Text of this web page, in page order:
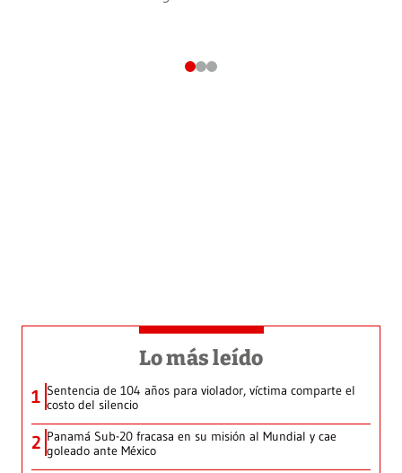
Lo más leído
1 Sentencia de 104 años para violador, víctima comparte el
costo del silencio
2 Panamá Sub-20 fracasa en su misión al Mundial y cae
goleado ante México